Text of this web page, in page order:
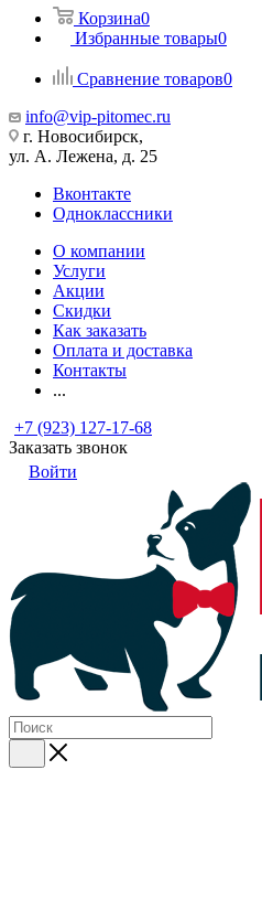
Корзина0
Избранные товары0
Сравнение товаров0
info@vip-pitomec.ru
г. Новосибирск,
ул. А. Лежена, д. 25
Вконтакте
Одноклассники
О компании
Услуги
Акции
Скидки
Как заказать
Оплата и доставка
Контакты
...
+7 (923) 127-17-68
Заказать звонок
Войти